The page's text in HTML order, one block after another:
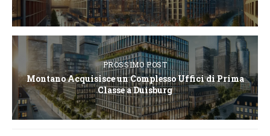
PROSSIMO POST
Montano Acquisisce un Complesso Uffici di Prima
Classe a Duisburg